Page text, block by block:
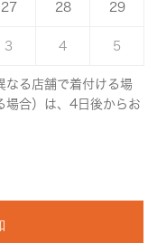
27 28 29
3 4 5
なる店舗で着付ける場
場合）は、4日後からお